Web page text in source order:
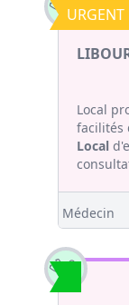
URGENT
Local
facilités
Local
Médecin